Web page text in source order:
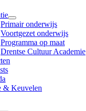
Primair onderwijs
Voortgezet onderwijs
Programma op maat
Drentse Cultuur Academie
& Keuvelen